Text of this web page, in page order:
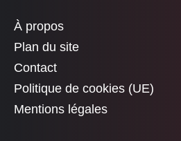
À propos
Plan du site
Contact
Politique de cookies (UE)
Mentions légales